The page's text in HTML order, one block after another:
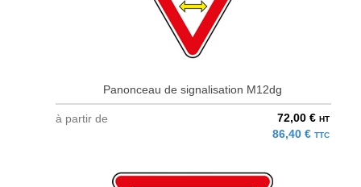
Panonceau de signalisation M12dg
à partir de 72,00 € HT
86,40 € TTC